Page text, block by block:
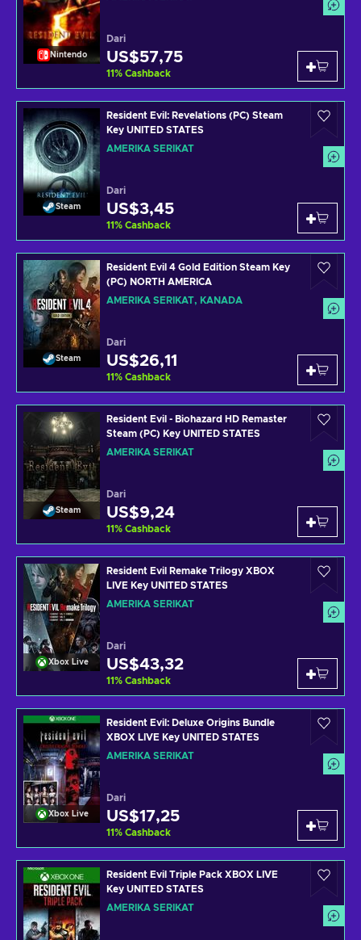
Nintendo
Dari
US$57,75
11% Cashback
Steam
Resident Evil: Revelations (PC) Steam
Key UNITED STATES
AMERIKA SERIKAT
Dari
US$3,45
11% Cashback
Steam
Resident Evil 4 Gold Edition Steam Key
(PC) NORTH AMERICA
AMERIKA SERIKAT, KANADA
Dari
US$26,11
11% Cashback
Steam
Resident Evil - Biohazard HD Remaster
Steam (PC) Key UNITED STATES
AMERIKA SERIKAT
Dari
US$9,24
11% Cashback
Xbox Live
Resident Evil Remake Trilogy XBOX
LIVE Key UNITED STATES
AMERIKA SERIKAT
Dari
US$43,32
11% Cashback
Xbox Live
Resident Evil: Deluxe Origins Bundle
XBOX LIVE Key UNITED STATES
AMERIKA SERIKAT
Dari
US$17,25
11% Cashback
Resident Evil Triple Pack XBOX LIVE
Key UNITED STATES
AMERIKA SERIKAT